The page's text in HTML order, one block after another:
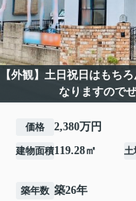
【外観】土日祝日はもち
なりますので
価格 2,380万円
建物面積119.28㎡ 土
築年数 築26年